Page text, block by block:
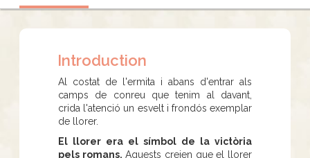
Introduction
Al costat de l'ermita i abans d'entrar als
camps de conreu que tenim al davant,
crida l'atenció un esvelt i frondós exemplar
de llorer.
El llorer era el símbol de la victòria
pels romans. Aquests creien que el llorer